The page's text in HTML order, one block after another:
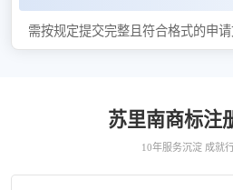
需按规定提交完整且符合格式的申请
苏里南商标注
10年服务沉淀 成就